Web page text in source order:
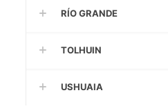
RÍO GRANDE
TOLHUIN
USHUAIA